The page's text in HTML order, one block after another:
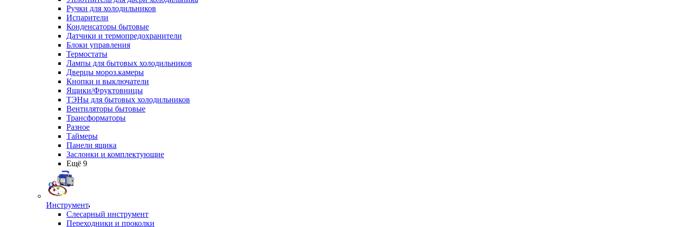
Ручки для холодильников
Испарители
Конденсаторы бытовые
Датчики и термопредохранители
Блоки управления
Термостаты
Лампы для бытовых холодильников
Дверцы мороз.камеры
Кнопки и выключатели
Ящики/Фруктовницы
ТЭНы для бытовых холодильников
Вентиляторы бытовые
Трансформаторы
Разное
Таймеры
Панели ящика
Заслонки и комплектующие
Ещё 9
Инструмент
Слесарный инструмент
Переходники и проколки